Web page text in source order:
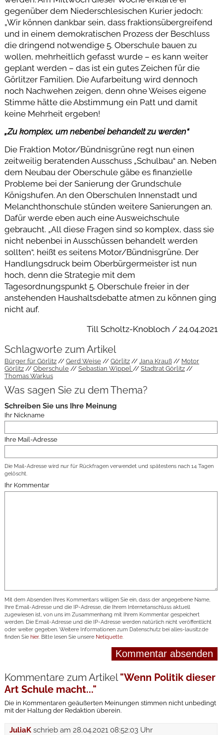
gegenüber dem Niederschlesischen Kurier jedoch:
„Wir können dankbar sein, dass fraktionsübergreifend
und in einem demokratischen Prozess der Beschluss
die dringend notwendige 5. Oberschule bauen zu
wollen, mehrheitlich gefasst wurde – es kann weiter
geplant werden – das ist ein gutes Zeichen für die
Görlitzer Familien. Die Aufarbeitung wird dennoch
noch Nachwehen zeigen, denn ohne Weises eigene
Stimme hätte die Abstimmung ein Patt und damit
keine Mehrheit ergeben!
„Zu komplex, um nebenbei behandelt zu werden“
Die Fraktion Motor/Bündnisgrüne regt nun einen
zeitweilig beratenden Ausschuss „Schulbau“ an. Neben
dem Neubau der Oberschule gäbe es finanzielle
Probleme bei der Sanierung der Grundschule
Königshufen. An den Oberschulen Innenstadt und
Melanchthonschule stünden weitere Sanierungen an.
Dafür werde eben auch eine Ausweichschule
gebraucht. „All diese Fragen sind so komplex, dass sie
nicht nebenbei in Ausschüssen behandelt werden
sollten“, heißt es seitens Motor/Bündnisgrüne. Der
Handlungsdruck beim Oberbürgermeister ist nun
hoch, denn die Strategie mit dem
Tagesordnungspunkt 5. Oberschule freier in der
anstehenden Haushaltsdebatte atmen zu können ging
nicht auf.
Till Scholtz-Knobloch / 24.04.2021
Schlagworte zum Artikel
Bürger für Görlitz Gerd Weise Görlitz Jana Krauß
Motor
Görlitz
Oberschule Sebastian Wippel
Stadtrat Görlitz
Thomas Warkus
Was sagen Sie zu dem Thema?
Schreiben Sie uns Ihre Meinung
Ihr Nickname
Ihre Mail-Adresse
Die Mail-Adresse wird nur für Rückfragen verwendet und spätestens nach 14 Tagen
gelöscht.
Ihr Kommentar
Mit dem Absenden Ihres Kommentars willigen Sie ein, dass der angegebene Name,
Ihre Email-Adresse und die IP-Adresse, die Ihrem Internetanschluss aktuell
zugewiesen ist, von uns im Zusammenhang mit Ihrem Kommentar gespeichert
werden. Die Email-Adresse und die IP-Adresse werden natürlich nicht veröffentlicht
oder weiter gegeben. Weitere Informationen zum Datenschutz bei alles-lausitz.de
finden Sie hier. Bitte lesen Sie unsere Netiquette.
Kommentare zum Artikel"Wenn Politik dieser
Art Schule macht..."
Die in Kommentaren geäußerten Meinungen stimmen nicht unbedingt
mit der Haltung der Redaktion überein.
JuliaK schrieb am 28.04.2021 08:52:03 Uhr